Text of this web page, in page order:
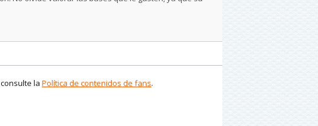
la Política de contenidos de fans.